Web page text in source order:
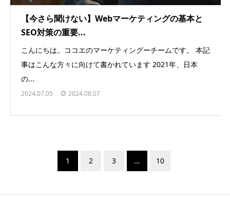
【今さら聞けない】Webマーケティングの基本と
SEO対策の重要...
こんにちは。ココエのマーケティングーチームです。 本記
事はこんな方々に向けて書かれています 2021年、日本
の...
2024.07.05 2024.08.07
1 2 3 … 10